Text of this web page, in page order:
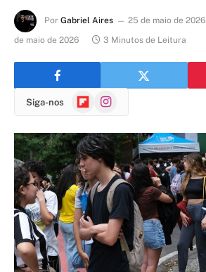
Por Gabriel Aires 25 de maio de 2026
de maio de 2026
3 Minutos de Leitura
Siga-nos FlipboardInstagram